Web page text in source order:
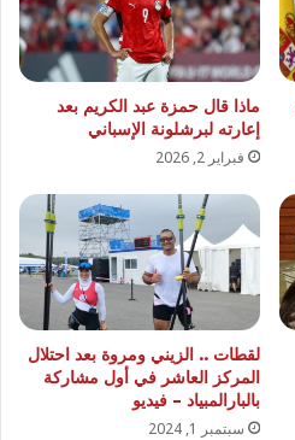
ماذا قال حمزة عبد الكريم بعد
إعارته لبرشلونة الإسباني
فبراير 2, 2026
لقطات .. الزيني ومروة بعد احتلال
المركز العاشر في أول مشاركة
بالبارالمبياد – فيديو
سبتمبر 1, 2024